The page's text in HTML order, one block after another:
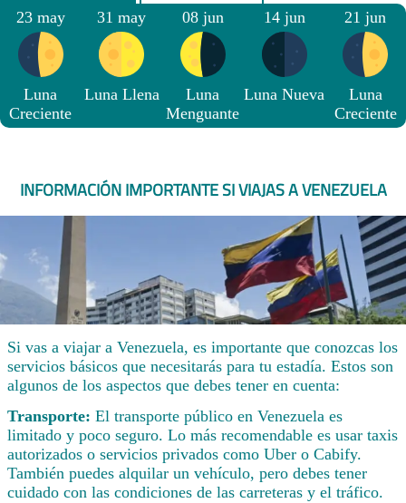
23 may
Luna
Creciente
31 may
Luna Llena
08 jun
Luna
Menguante
14 jun
Luna Nueva
21 jun
Luna
Creciente
INFORMACIÓN IMPORTANTE SI VIAJAS A VENEZUELA
Si vas a viajar a Venezuela, es importante que conozcas los
servicios básicos que necesitarás para tu estadía. Estos son
algunos de los aspectos que debes tener en cuenta:
Transporte: El transporte público en Venezuela es
limitado y poco seguro. Lo más recomendable es usar taxis
autorizados o servicios privados como Uber o Cabify.
También puedes alquilar un vehículo, pero debes tener
cuidado con las condiciones de las carreteras y el tráfico.